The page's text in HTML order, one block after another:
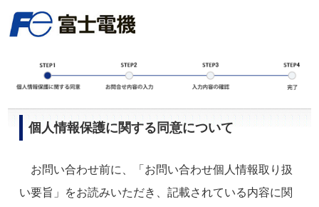
個人情報保護に関する同意について
お問い合わせ前に、「お問い合わせ個人情報取り扱
い要旨」をお読みいただき、記載されている内容に関